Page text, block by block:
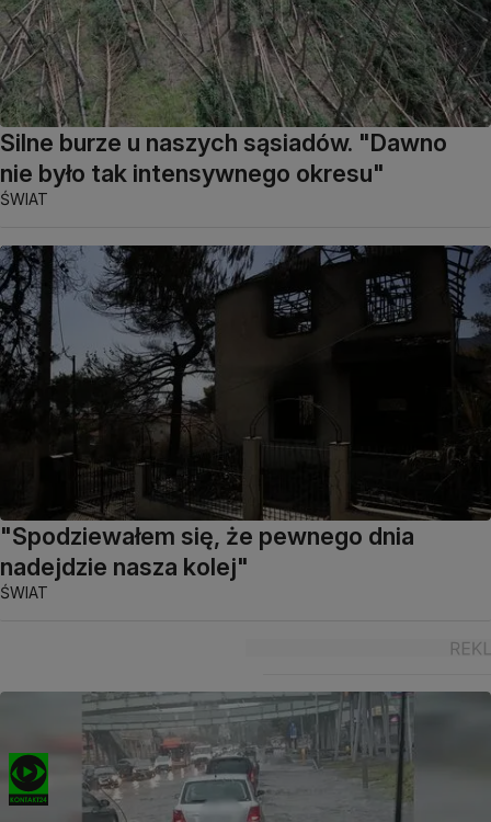
Silne burze u naszych sąsiadów. "Dawno
nie było tak intensywnego okresu"
ŚWIAT
"Spodziewałem się, że pewnego dnia
nadejdzie nasza kolej"
ŚWIAT